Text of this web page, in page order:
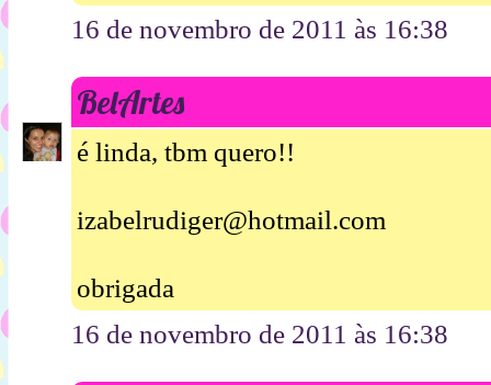
16 de novembro de 2011 às 16:38
BelArtes
é linda, tbm quero!!
izabelrudiger@hotmail.com
obrigada
16 de novembro de 2011 às 16:38